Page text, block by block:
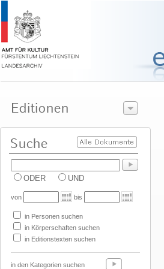
ODER UND
von bis
in Personen suchen
in Körperschaften suchen
in Editionstexten suchen
in den Kategorien suchen